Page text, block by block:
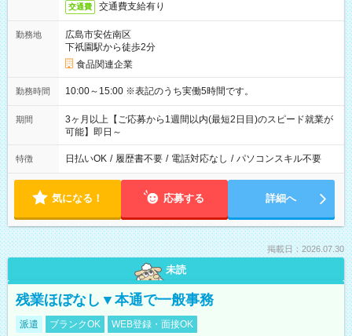
交通費 交通費支給有り
勤務地
広島市安佐南区
下祇園駅から徒歩2分
食品関連企業
勤務時間 10:00～15:00 ※表記のうち実働5時間です。
期間
3ヶ月以上【ご応募から1週間以内(最短2日目)のスピード就業が
可能】即日～
特徴 日払いOK / 履歴書不要 / 電話対応なし / パソコンスキル不要
気になる！ 応募する 詳細へ
掲載日：2026.07.30
未読
残業ほぼなし▼本通で一般事務
派遣 ブランクOK WEB登録・面接OK